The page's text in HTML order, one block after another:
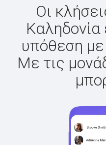
Οι
Καληδονία
υπόθεση
Με τις